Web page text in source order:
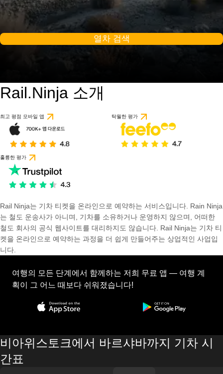
열차 검색
Rail.Ninja 소개
최고 평점 모바일 앱 탁월한 평가
훌륭한 평가
Rail Ninja는 기차 티켓을 온라인으로 예약하는 서비스입니다. Rain Ninja
는 철도 운송사가 아니며, 기차를 소유하거나 운영하지 않으며, 어떠한
철도 회사의 공식 웹사이트를 대리하지도 않습니다. Rail Ninja는 기차 티
켓을 온라인으로 예약하는 과정을 더 쉽게 만들어주는 상업적인 사업입
니다.
여행의 모든 단계에서 함께하는 저희 무료 앱 — 여행 계
획이 그 어느 때보다 쉬워졌습니다!
비아위스토크에서 바르샤바까지 기차 시
간표